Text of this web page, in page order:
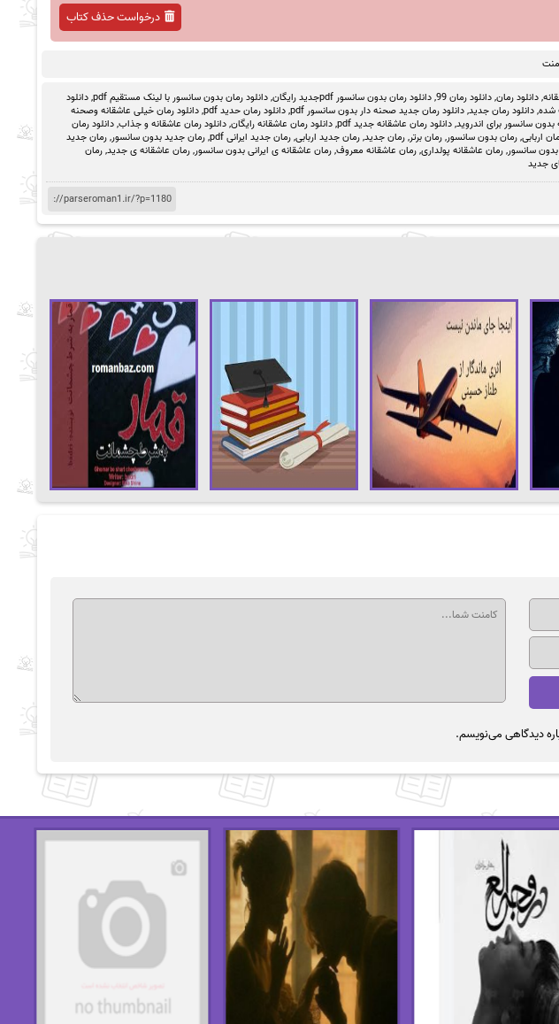
درخواست حذف کتاب
,دانلود رمان,دانلود رمان 99 ,دانلود رمان بدون سانسور pdfجدید رایگان ,دانلود رمان بدون سانسور با لینک مستقیم pdf ,دانلود
شده,دانلود رمان جدید,دانلود رمان جدید صحنه دار بدون سانسور pdf ,دانلود رمان حدید pdf ,دانلود رمان خیلی عاشقانه وصحنه
بدون سانسور برای اندروید,دانلود رمان عاشقانه جدید pdf ,دانلود رمان عاشقانه رایگان,دانلود رمان عاشقانه و جذاب,دانلود رمان
اربابی,رمان بدون سانسور,رمان برتر,رمان جدید,رمان جدید اربابی,رمان جدید ایرانی pdf ,رمان جدید بدون سانسور,رمان جدید
سانسور,رمان عاشقانه پولداری,رمان عاشقانه معروف,رمان عاشقانه ی ایرانی بدون سانسور,رمان عاشقانه ی جدید,رمان
جدید
دیدگاهی می‌نویسم.